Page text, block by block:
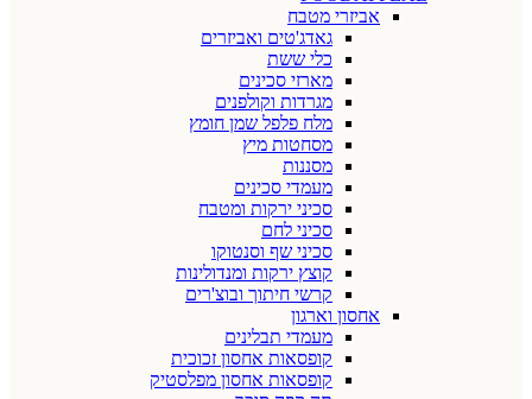
אביזרי מטבח
גאדג'טים ואביזרים
כלי ששת
מארזי סכינים
מגרדות וקולפנים
מלח פלפל שמן חומץ
מסחטות מיץ
מסננות
מעמדי סכינים
סכיני ירקות ומטבח
סכיני לחם
סכיני שף וסנטוקו
קוצץ ירקות ומנדולינות
קרשי חיתוך ובוצ'רים
אחסון וארגון
מעמדי תבלינים
קופסאות אחסון זכוכית
קופסאות אחסון מפלסטיק